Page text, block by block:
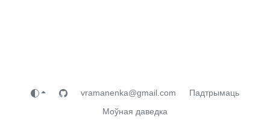
vramanenka@gmail.com
Падтрымаць
Моўная даведка